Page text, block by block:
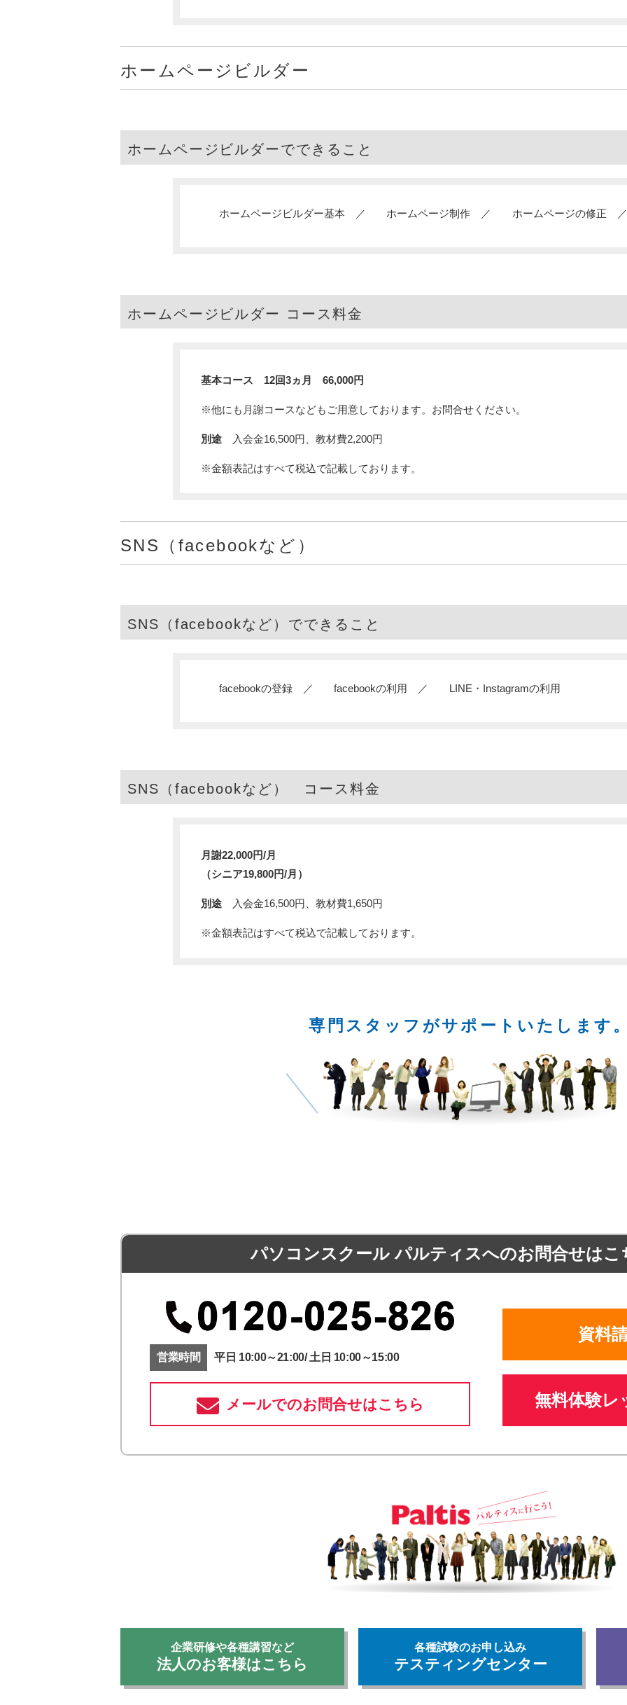
ホームページビルダー
ホームページビルダーでできること
ホームページビルダー基本 ホームページ制作 ホームページの修正
ホームページビルダー コース料金
基本コース 12回3ヵ月 66,000円
※他にも月謝コースなどもご用意しております。お問合せください。
別途 入会金16,500円、教材費2,200円
※金額表記はすべて税込で記載しております。
SNS（facebookなど）
SNS（facebookなど）でできること
facebookの登録 facebookの利用 LINE・Instagramの利用
SNS（facebookなど） コース料金
月謝22,000円/月
（シニア19,800円/月）
別途 入会金16,500円、教材費1,650円
※金額表記はすべて税込で記載しております。
専門スタッフがサポートいたします
パソコンスクール パルティスへのお問合せはこ
営業時間 平日 10:00～21:00/ 土日 10:00～15:00
メールでのお問合せはこちら
資料
無料体験レ
企業研修や各種講習など
法人のお客様はこちら
各種試験のお申し込み
テスティングセンター